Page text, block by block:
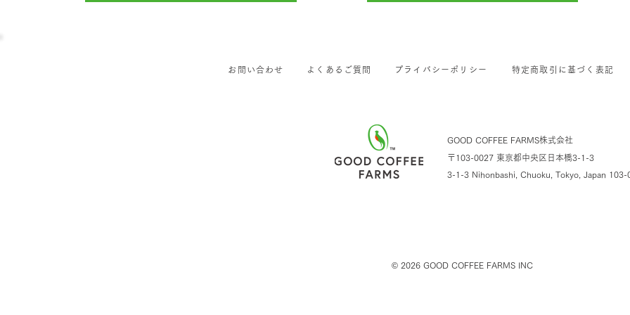
お問い合わせ よくあるご質問 プライバシーポリシー 特定商取引に基づく表記
GOOD COFFEE FARMS株式会社
〒103-0027 東京都中央区日本橋3-1-3
3-1-3 Nihonbashi, Chuoku, Tokyo,
Japan 103-
© 2026GOOD COFFEE FARMS INC